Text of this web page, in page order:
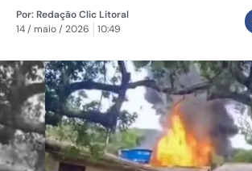
Por:Redação Clic Litoral
14 / maio / 2026
10:49